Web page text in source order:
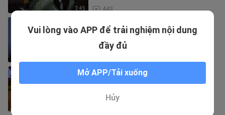
3:45 443
Của Thế Giới
【Jianwang III/Ceyang】Xingmeng
Lingyin (11) Bao gồm: Bayang, Foxiu
Vui lòng vào APP để trải nghiệm nội dung
đầy đủ
Mở APP/Tải xuống
Hủy